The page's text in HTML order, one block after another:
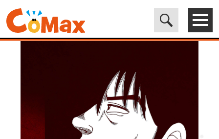
電子書籍マンガ CoMax(コマックス)公式サイト - 株式会社ICE>
LEGEND> 次男物語3